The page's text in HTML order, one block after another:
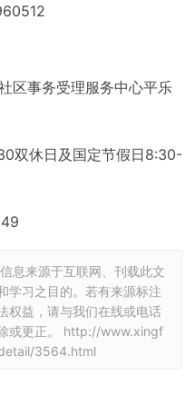
区事务受理服务中心平乐
双休日及国定节假日8:30-
息来源于互联网、刊载此文
学习之目的。若有来源标注
权益，请与我们在线或电话
或更正。 http://www.xingf
3564.html